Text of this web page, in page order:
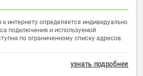
интернету определяется индивидуально
подключения и используемой
по ограниченному списку адресов.
узнать подробнее